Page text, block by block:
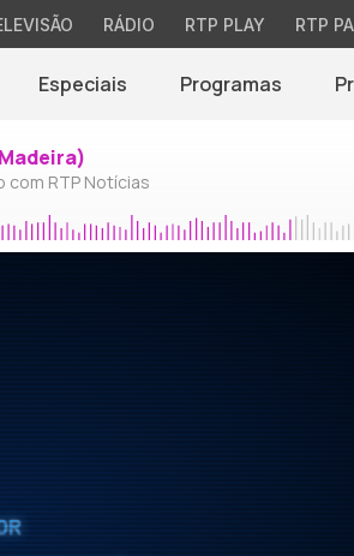
RÁDIO RTP PLAY RTP
Especiais Programas
com RTP Notícias